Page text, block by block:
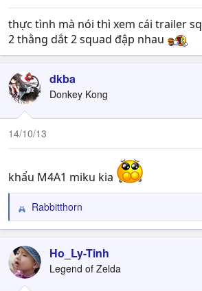
thực tình mà nói thì xem cái trailer
2 thằng dắt 2 squad đập nhau
dkba
Donkey Kong
14/10/13
khẩu M4A1 miku kia
R
e
c
t
i
Rabbitthorn
Ho_Ly-Tinh
Legend of Zelda